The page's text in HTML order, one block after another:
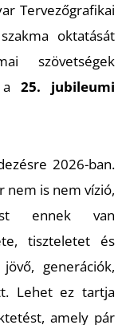
Tervezőgrafikai
oktatását
szövetségek
25. jubileumi
2026-ban.
nem is nem vízió,
ennek van
tiszteletet és
generációk,
Lehet ez tartja
amely pár